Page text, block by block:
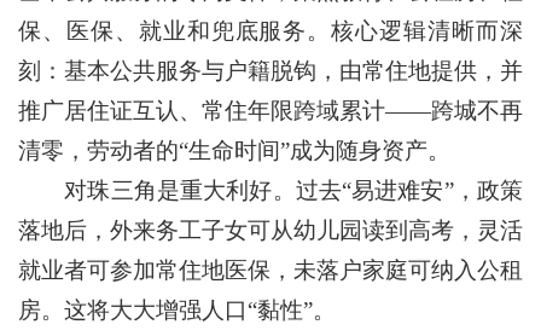
保、医保、就业和兜底服务。核心逻辑清晰而深
刻：基本公共服务与户籍脱钩，由常住地提供，并
推广居住证互认、常住年限跨域累计——跨城不再
清零，劳动者的“生命时间”成为随身资产。
对珠三角是重大利好。过去“易进难安”，政策
落地后，外来务工子女可从幼儿园读到高考，灵活
就业者可参加常住地医保，未落户家庭可纳入公租
房。这将大大增强人口“黏性”。